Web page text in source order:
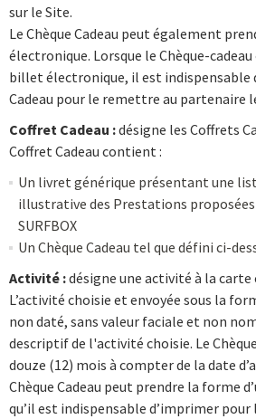
sur le Site.
Le Chèque Cadeau peut également
électronique. Lorsque le Chèque-
billet électronique, il est indispensable
Cadeau pour le remettre au partenaire
Coffret Cadeau :désigne les Coffrets
Coffret Cadeau contient :
Un livret générique présentant une
illustrative des Prestations
SURFBOX
Un Chèque Cadeau tel que défini ci-
Activité :désigne une activité à la carte
L’activité choisie et envoyée sous la
non daté, sans valeur faciale et non
descriptif de l'activité choisie. Le
douze (12) mois à compter de la date
Chèque Cadeau peut prendre la forme
qu’il est indispensable d’imprimer